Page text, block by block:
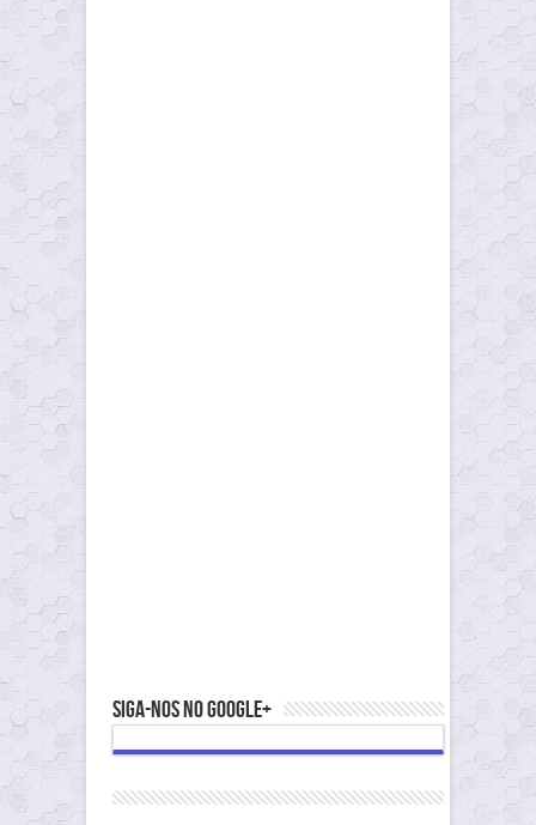
Siga-nos no Google+